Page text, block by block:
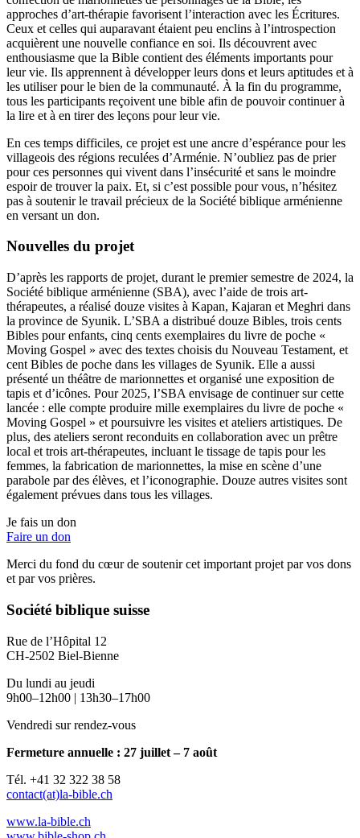
approches d’art-thérapie favorisent l’interaction avec les Écritures.
Ceux et celles qui auparavant étaient peu enclins à l’introspection
acquièrent une nouvelle confiance en soi. Ils découvrent avec
enthousiasme que la Bible contient des éléments importants pour
leur vie. Ils apprennent à développer leurs dons et leurs aptitudes et à
les utiliser pour le bien de la communauté. À la fin du programme,
tous les participants reçoivent une bible afin de pouvoir continuer à
la lire et à en tirer des leçons pour leur vie.
En ces temps difficiles, ce projet est une ancre d’espérance pour les
villageois des régions reculées d’Arménie. N’oubliez pas de prier
pour ces personnes qui vivent dans l’insécurité et sans le moindre
espoir de trouver la paix. Et, si c’est possible pour vous, n’hésitez
pas à soutenir le travail précieux de la Société biblique arménienne
en versant un don.
Nouvelles du projet
D’après les rapports de projet, durant le premier semestre de 2024, la
Société biblique arménienne (SBA), avec l’aide de trois art-
thérapeutes, a réalisé douze visites à Kapan, Kajaran et Meghri dans
la province de Syunik. L’SBA a distribué douze Bibles, trois cents
Bibles pour enfants, cinq cents exemplaires du livre de poche «
Moving Gospel » avec des textes choisis du Nouveau Testament, et
cent Bibles de poche dans les villages de Syunik. Elle a aussi
présenté un théâtre de marionnettes et organisé une exposition de
tapis et d’icônes. Pour 2025, l’SBA envisage de continuer sur cette
lancée : elle compte produire mille exemplaires du livre de poche «
Moving Gospel » et poursuivre les visites et ateliers artistiques. De
plus, des ateliers seront reconduits en collaboration avec un prêtre
local et trois art-thérapeutes, incluant le tissage de tapis pour les
femmes, la fabrication de marionnettes, la mise en scène d’une
parabole par des élèves, et l’iconographie. Douze autres visites sont
également prévues dans tous les villages.
Je fais un don
Faire un don
Merci du fond du cœur de soutenir cet important projet par vos dons
et par vos prières.
Société biblique suisse
Rue de l’Hôpital 12
CH-2502 Biel-Bienne
Du lundi au jeudi
9h00–12h00 | 13h30–17h00
Vendredi sur rendez-vous
Fermeture annuelle : 27 juillet – 7 août
Tél. +41 32 322 38 58
contact(at)la-bible.ch
www.la-bible.ch